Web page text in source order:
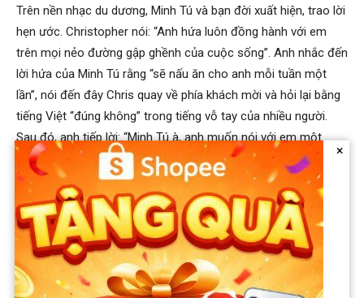
Trên nền nhạc du dương, Minh Tú và bạn đời xuất hiện, trao lời
hẹn ước. Christopher nói: “Anh hứa luôn đồng hành với em
trên mọi nẻo đường gập ghềnh của cuộc sống”. Anh nhắc đến
lời hứa của Minh Tú rằng “sẽ nấu ăn cho anh mỗi tuần một
lần”, nói đến đây Chris quay về phía khách mời và hỏi lại bằng
tiếng Việt “đúng không” trong tiếng vỗ tay của nhiều người.
Sau đó, anh tiếp lời: “Minh Tú à, anh muốn nói với em một
điều. Anh yêu em nhiều lắm”.
Chris còn cảm ơn gia đình vợ đã yêu thương anh mà không
có sự xét nét, định kiến nào. Theo chồng người mẫu, nhiều
năm sống và làm việc ở Việt Nam, anh yêu đất nước, con
người và ẩm thực nơi đây.
×